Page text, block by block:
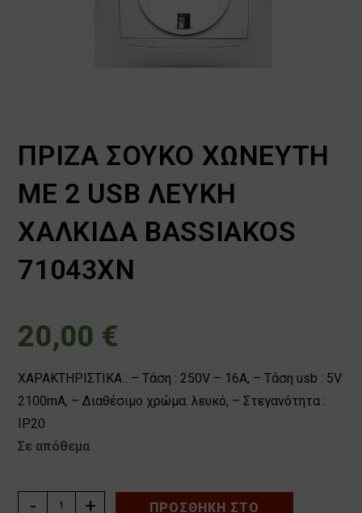
ΠΡΙΖΑ ΣΟΥΚΟ ΧΩΝΕΥΤΗ
ME 2 USB ΛΕΥΚΗ
ΧΑΛΚΙΔΑ BASSIAKOS
71043XN
20,00 €
ΧΑΡΑΚΤΗΡΙΣΤΙΚΑ : – Τάση : 250V – 16Α, – Τάση usb : 5V
2100mA, – Διαθέσιμο χρώμα: λευκό, – Στεγανότητα :
IP20
Σε απόθεμα
- +
ΠΡΟΣΘΉΚΗ ΣΤΟ